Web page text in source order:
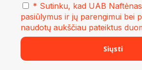
* Sutinku, kad UAB
pasiūlymus ir jų parengimui bei
naudotų aukščiau pateiktus